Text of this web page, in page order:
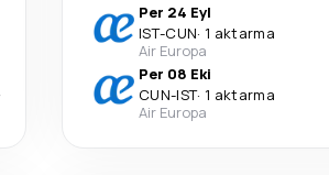
Per 24 Eyl
IST-CUN· 1 aktarma
Air Europa
Per 08 Eki
CUN-IST· 1 aktarma
Air Europa